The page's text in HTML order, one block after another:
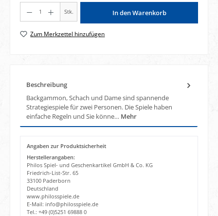
Produkt Anzahl: Gib den gewünschten Wert ein oder benutze die Schaltflächen um
Stk. In den Warenkorb
Zum Merkzettel hinzufügen
Beschreibung
Backgammon, Schach und Dame sind spannende
Strategiespiele für zwei Personen. Die Spiele haben
einfache Regeln und Sie könne… Mehr
Angaben zur Produktsicherheit
Herstellerangaben:
Philos Spiel- und Geschenkartikel GmbH & Co. KG
Friedrich-List-Str. 65
33100 Paderborn
Deutschland
www.philosspiele.de
E-Mail: info@philosspiele.de
Tel.: +49 (0)5251 69888 0